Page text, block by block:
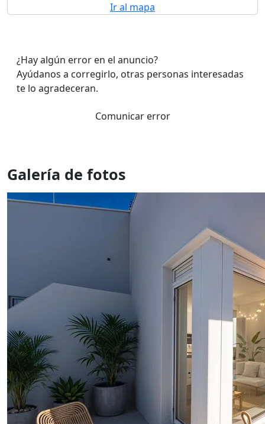
Ir al mapa
¿Hay algún error en el anuncio?
Ayúdanos a corregirlo, otras personas interesadas
te lo agradeceran.
Comunicar error
Galería de fotos